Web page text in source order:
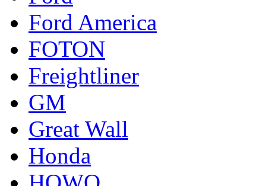
Ford America
FOTON
Freightliner
GM
Great Wall
Honda